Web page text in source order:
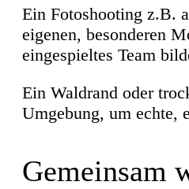
Ein Fotoshooting z.B.
eigenen, besonderen
eingespieltes Team
Ein Waldrand oder
Umgebung, um echte,
Gemeinsam